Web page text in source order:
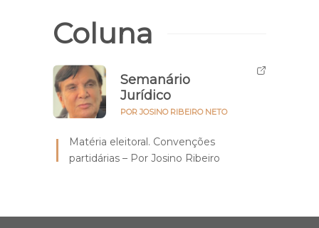
Coluna
Semanário
Jurídico
POR JOSINO RIBEIRO NETO
Matéria eleitoral. Convenções
partidárias – Por Josino Ribeiro